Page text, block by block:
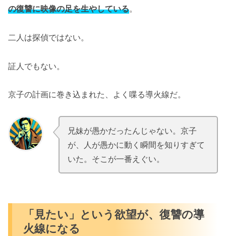
の復讐に映像の足を生やしている。
二人は探偵ではない。
証人でもない。
京子の計画に巻き込まれた、よく喋る導火線だ。
.
兄妹が愚かだったんじゃない。京子
が、人が愚かに動く瞬間を知りすぎて
いた。そこが一番えぐい。
.
「見たい」という欲望が、復讐の導
火線になる